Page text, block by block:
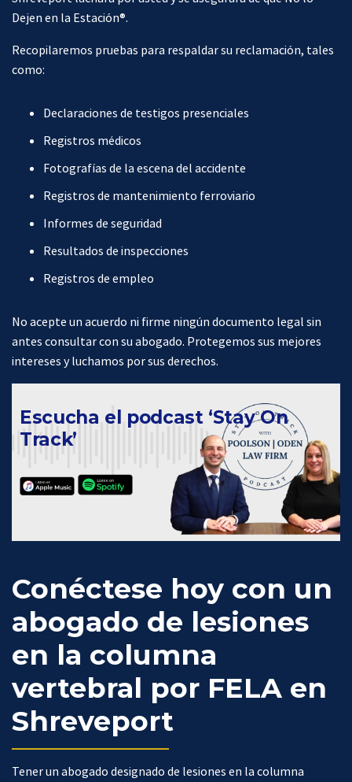
Dejen en la Estación®.
Recopilaremos pruebas para respaldar su reclamación, tales
como:
Declaraciones de testigos presenciales
Registros médicos
Fotografías de la escena del accidente
Registros de mantenimiento ferroviario
Informes de seguridad
Resultados de inspecciones
Registros de empleo
No acepte un acuerdo ni firme ningún documento legal sin
antes consultar con su abogado. Protegemos sus mejores
intereses y luchamos por sus derechos.
Escucha el podcast ‘Stay On
Track’
Conéctese hoy con un
abogado de lesiones
en la columna
vertebral por FELA en
Shreveport
Tener un abogado designado de lesiones en la columna